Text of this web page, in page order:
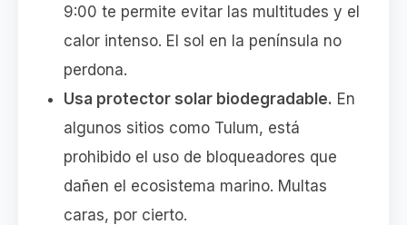
9:00 te permite evitar las multitudes y el
calor intenso. El sol en la península no
perdona.
Usa protector solar biodegradable. En
algunos sitios como Tulum, está
prohibido el uso de bloqueadores que
dañen el ecosistema marino. Multas
caras, por cierto.